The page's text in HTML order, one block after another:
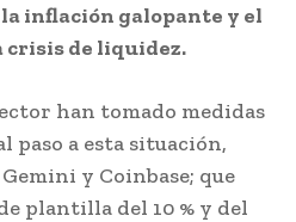
inflación galopante y el
crisis de liquidez.
han tomado medidas
a esta situación,
y Coinbase; que
plantilla del 10 % y del